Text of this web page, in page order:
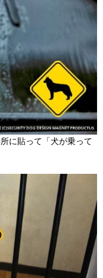
に貼って「犬が乗って